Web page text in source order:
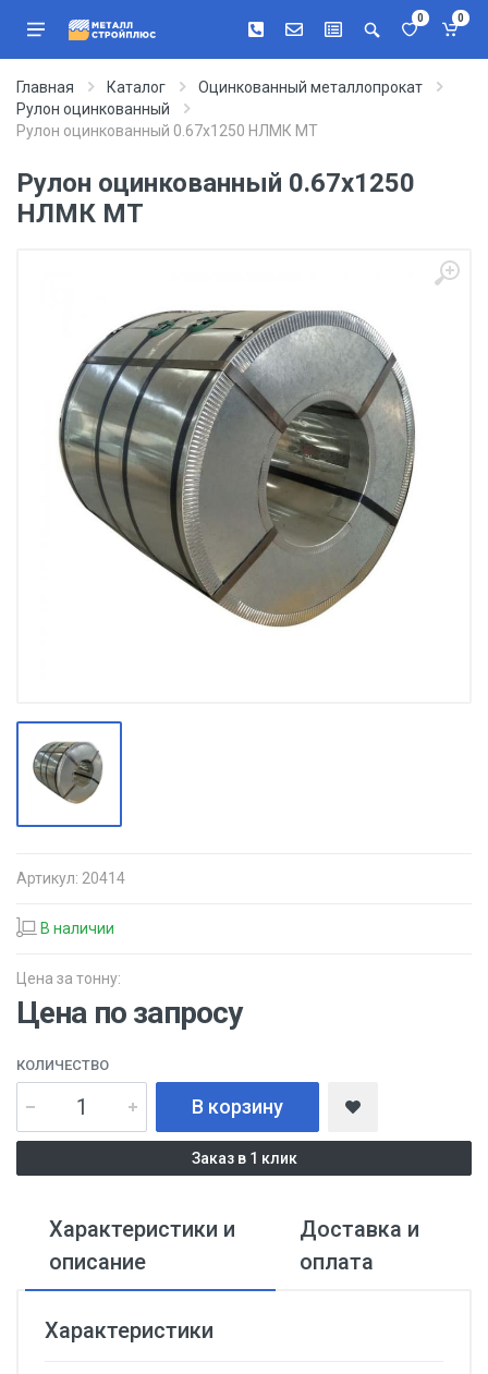
0 0
Главная Каталог
Оцинкованный металлопрокат
Рулон оцинкованный
Рулон оцинкованный 0.67х1250 НЛМК МТ
Рулон оцинкованный 0.67х1250
НЛМК МТ
Артикул: 20414
В наличии
Цена за тонну:
Цена по запросу
КОЛИЧЕСТВО
В корзину
Заказ в 1 клик
Характеристики и
описание
Доставка и
оплата
Характеристики